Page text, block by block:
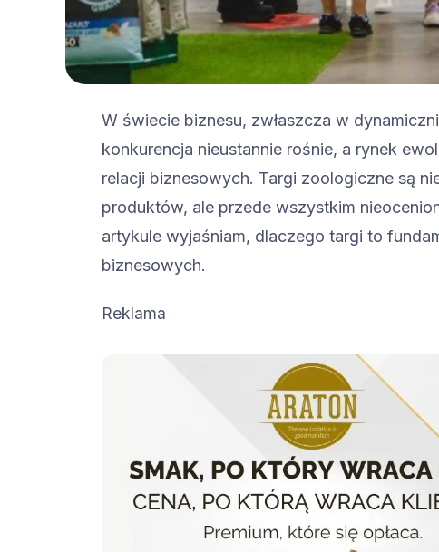
W świecie biznesu, zwłaszcza w
konkurencja nieustannie rośnie, a rynek
relacji biznesowych. Targi zoologiczne są
produktów, ale przede wszystkim
artykule wyjaśniam, dlaczego targi to
biznesowych.
Reklama